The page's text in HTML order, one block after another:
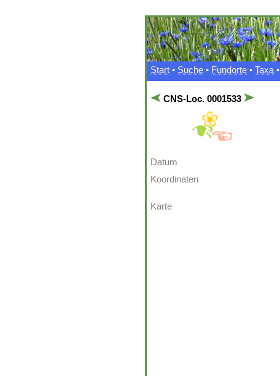
Start • Suche • Fundorte • Taxa •
CNS-Loc. 0001533
Datum
Koordinaten
Karte